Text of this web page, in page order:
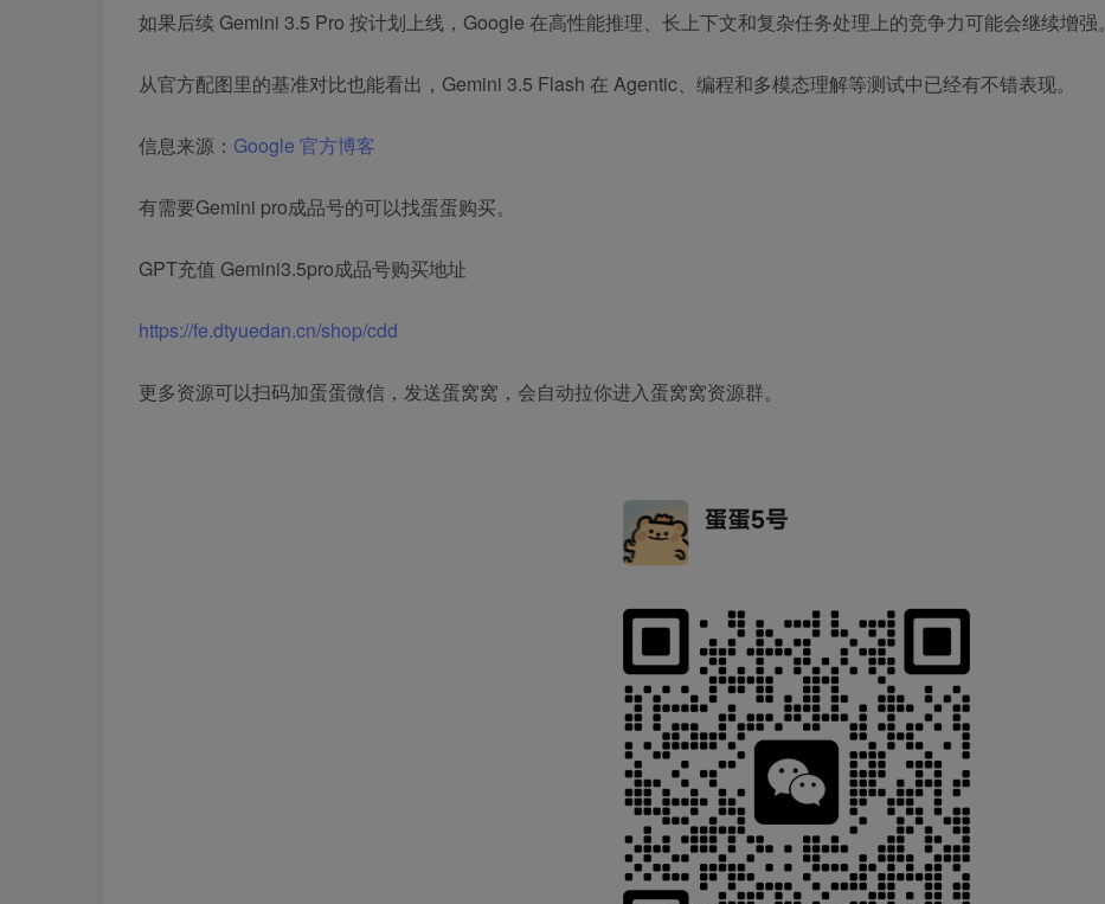
如果后续 Gemini 3.5 Pro 按计划上线，Google 在高性能推理、长上下文和复杂任务处理上的竞争力可能会继续增强。
从官方配图里的基准对比也能看出，Gemini 3.5 Flash 在 Agentic、编程和多模态理解等测试中已经有不错表现。
信息来源： Google 官方博客
有需要Gemini pro成品号的可以找蛋蛋购买。
GPT充值 Gemini3.5pro成品号购买地址
https://fe.dtyuedan.cn/shop/cdd
更多资源可以扫码加蛋蛋微信，发送蛋窝窝，会自动拉你进入蛋窝窝资源群。